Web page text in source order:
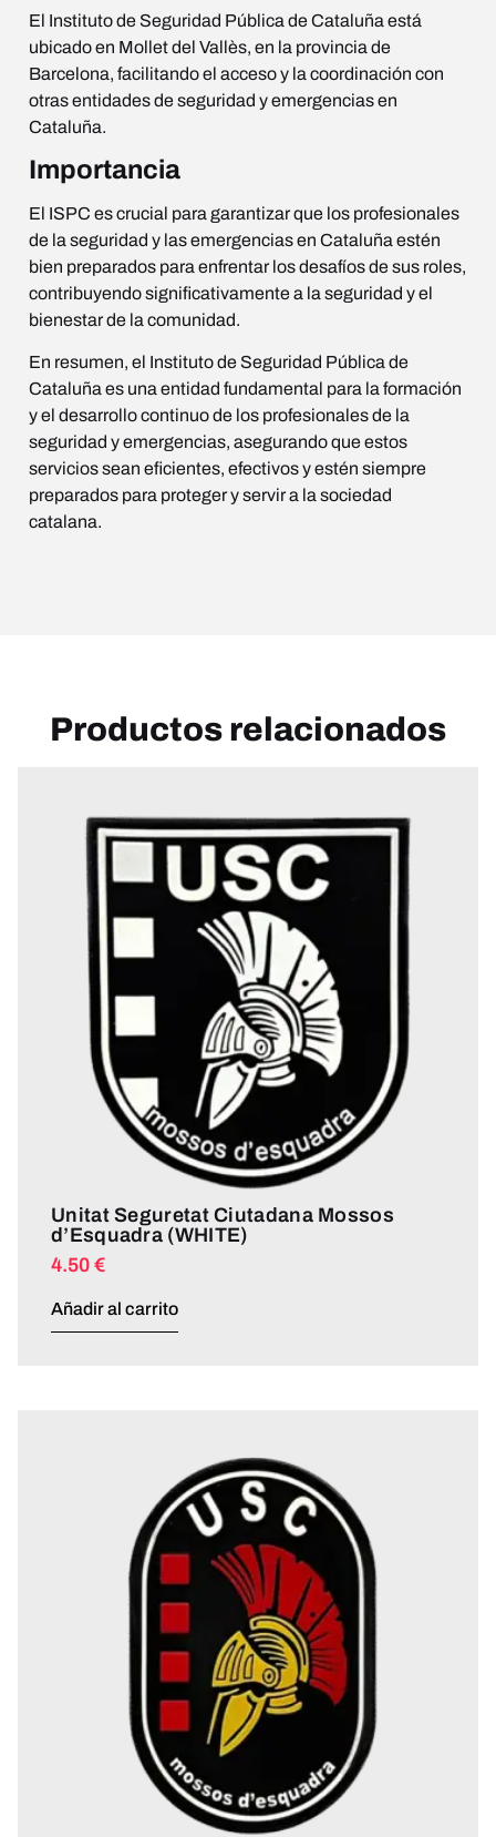
El Instituto de Seguridad Pública de Cataluña está
ubicado en Mollet del Vallès, en la provincia de
Barcelona, facilitando el acceso y la coordinación con
otras entidades de seguridad y emergencias en
Cataluña.
Importancia
El ISPC es crucial para garantizar que los profesionales
de la seguridad y las emergencias en Cataluña estén
bien preparados para enfrentar los desafíos de sus roles,
contribuyendo significativamente a la seguridad y el
bienestar de la comunidad.
En resumen, el Instituto de Seguridad Pública de
Cataluña es una entidad fundamental para la formación
y el desarrollo continuo de los profesionales de la
seguridad y emergencias, asegurando que estos
servicios sean eficientes, efectivos y estén siempre
preparados para proteger y servir a la sociedad
catalana.
Productos relacionados
Unitat Seguretat Ciutadana Mossos
d’Esquadra (WHITE)
4.50 €
Añadir al carrito